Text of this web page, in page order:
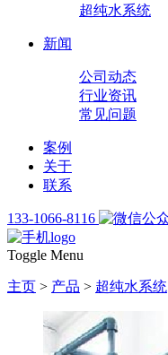
超纯水系统
新闻
公司动态
行业资讯
常见问题
案例
关于
联系
133-1066-8116
Toggle Menu
主页 > 产品 > 超纯水系统